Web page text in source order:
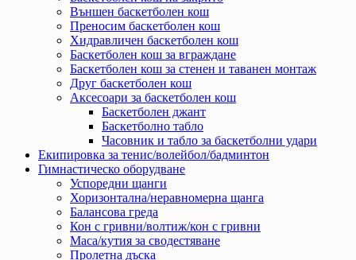
Външен баскетболен кош
Преносим баскетболен кош
Хидравличен баскетболен кош
Баскетболен кош за вграждане
Баскетболен кош за стенен и таванен монтаж
Друг баскетболен кош
Аксесоари за баскетболен кош
Баскетболен джант
Баскетболно табло
Часовник и табло за баскетболни удари
Екипировка за тенис/волейбол/бадминтон
Гимнастическо оборудване
Успоредни щанги
Хоризонтална/неравномерна щанга
Балансова греда
Кон с гривни/волтиж/кон с гривни
Маса/кутия за сводестяване
Пролетна дъска